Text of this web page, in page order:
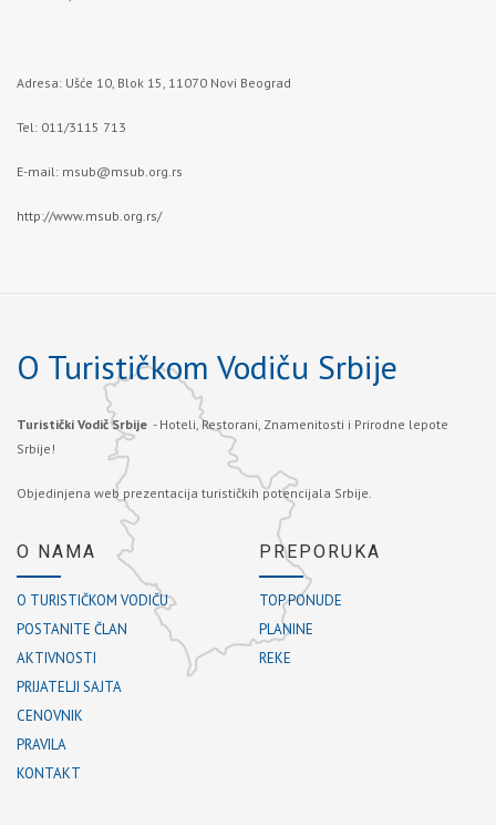
Adresa: Ušće 10, Blok 15, 11070 Novi Beograd
Tel: 011/3115 713
E-mail: msub@msub.org.rs
http://www.msub.org.rs/
O Turističkom Vodiču Srbije
Turistički Vodič Srbije - Hoteli, Restorani, Znamenitosti i Prirodne lepote
Srbije!
Objedinjena web prezentacija turističkih potencijala Srbije.
O NAMA
O TURISTIČKOM VODIČU
POSTANITE ČLAN
AKTIVNOSTI
PRIJATELJI SAJTA
CENOVNIK
PRAVILA
KONTAKT
PREPORUKA
TOP PONUDE
PLANINE
REKE